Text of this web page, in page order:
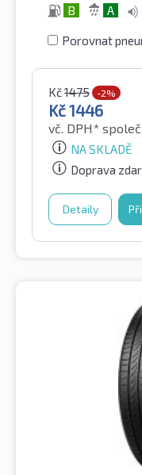
B A
Porovnat
Kč1475 -2%
Kč1446
vč. DPH*
NA SKLADĚ
Doprava
Detaily